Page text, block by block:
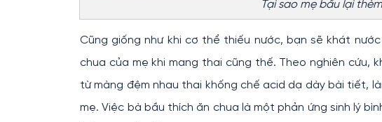
Tại sao mẹ bầu lại
Cũng giống như khi cơ thể thiếu nước, bạn sẽ khát
chua của mẹ khi mang thai cũng thế. Theo nghiên cứu,
từ màng đệm nhau thai khống chế acid dạ dày bài tiết,
mẹ. Việc bà bầu thích ăn chua là một phản ứng sinh lý